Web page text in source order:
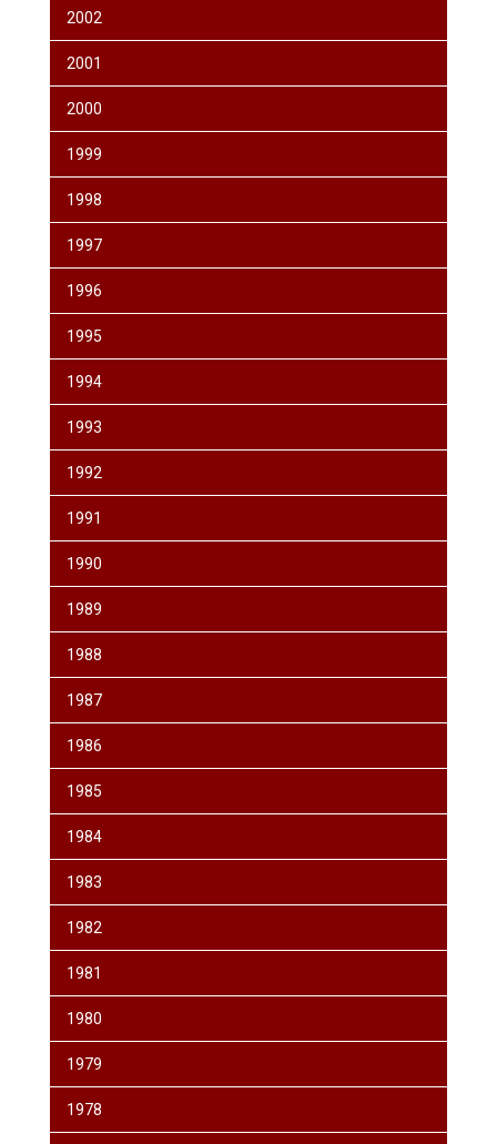
2002
2001
2000
1999
1998
1997
1996
1995
1994
1993
1992
1991
1990
1989
1988
1987
1986
1985
1984
1983
1982
1981
1980
1979
1978